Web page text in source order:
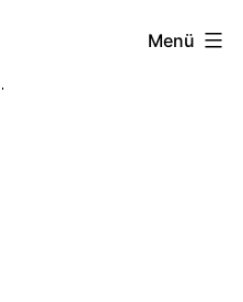
Menü